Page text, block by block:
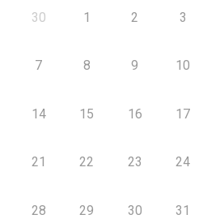
30 1 2 3
7 8 9 10
14 15 16 17
21 22 23 24
28 29 30 31